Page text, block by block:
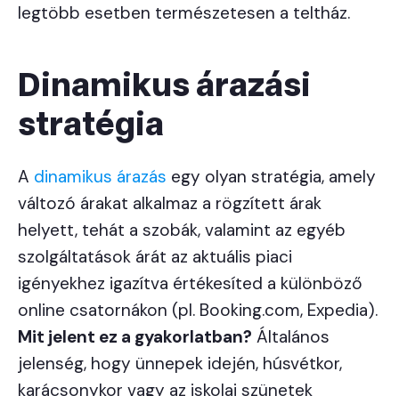
legtöbb esetben természetesen a teltház.
Dinamikus árazási
stratégia
A dinamikus árazás egy olyan stratégia, amely
változó árakat alkalmaz a rögzített árak
helyett, tehát a szobák, valamint az egyéb
szolgáltatások árát az aktuális piaci
igényekhez igazítva értékesíted a különböző
online csatornákon (pl. Booking.com, Expedia).
Mit jelent ez a gyakorlatban? Általános
jelenség, hogy ünnepek idején, húsvétkor,
karácsonykor vagy az iskolai szünetek